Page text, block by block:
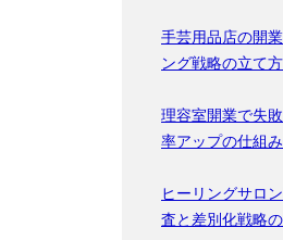
手芸用品店の開
ング戦略の立て
理容室開業で失
率アップの仕組
ヒーリングサロ
査と差別化戦略